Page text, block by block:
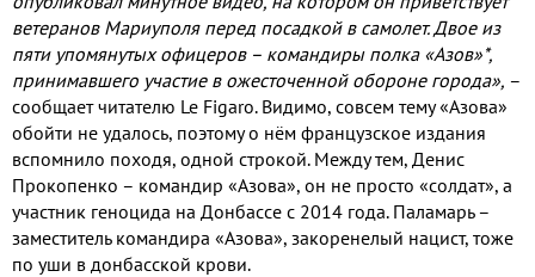
ветеранов Мариуполя перед посадкой в ​​самолет.Двое из
пяти упомянутых офицеров – командиры полка «Азов»*,
принимавшего участие в ожесточенной обороне города», –
сообщает читателю Le Figaro. Видимо, совсем тему «Азова»
обойти не удалось, поэтому о нём французское издания
вспомнило походя, одной строкой. Между тем, Денис
Прокопенко – командир «Азова», он не просто «солдат», а
участник геноцида на Донбассе с 2014 года. Паламарь –
заместитель командира «Азова», закоренелый нацист, тоже
по уши в донбасской крови.